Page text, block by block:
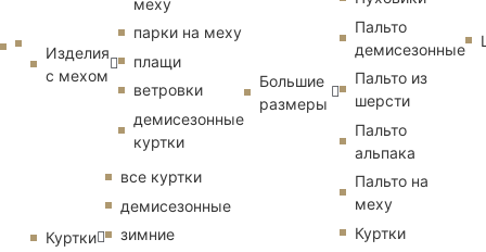
Изделия
с мехом
парки на меху
плащи
ветровки
демисезонные
куртки
Куртки
все куртки
демисезонные
зимние
Большие
размеры
Пальто
демисезонные
Пальто из
шерсти
Пальто
альпака
Пальто на
меху
Куртки